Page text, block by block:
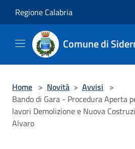
Regione Calabria
Comune di
Home > Novità > Avvisi >
Bando di Gara - Procedura Aperta
lavori Demolizione e Nuova
Alvaro